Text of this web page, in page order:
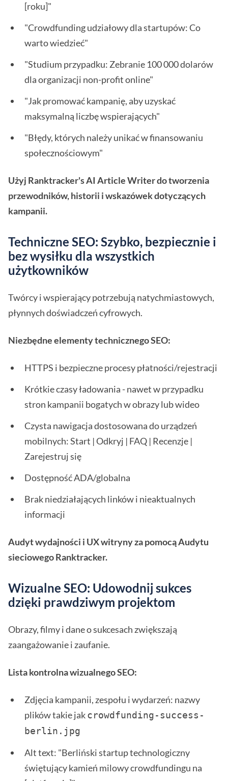
[roku]"
"Crowdfunding udziałowy dla startupów: Co
warto wiedzieć"
"Studium przypadku: Zebranie 100 000 dolarów
dla organizacji non-profit online"
"Jak promować kampanię, aby uzyskać
maksymalną liczbę wspierających"
"Błędy, których należy unikać w finansowaniu
społecznościowym"
Użyj Ranktracker's AI Article Writer do tworzenia
przewodników, historii i wskazówek dotyczących
kampanii.
Techniczne SEO: Szybko, bezpiecznie i
bez wysiłku dla wszystkich
użytkowników
Twórcy i wspierający potrzebują natychmiastowych,
płynnych doświadczeń cyfrowych.
Niezbędne elementy technicznego SEO:
HTTPS i bezpieczne procesy płatności/rejestracji
Krótkie czasy ładowania - nawet w przypadku
stron kampanii bogatych w obrazy lub wideo
Czysta nawigacja dostosowana do urządzeń
mobilnych: Start | Odkryj | FAQ | Recenzje |
Zarejestruj się
Dostępność ADA/globalna
Brak niedziałających linków i nieaktualnych
informacji
Audyt wydajności i UX witryny za pomocą Audytu
sieciowego Ranktracker.
Wizualne SEO: Udowodnij sukces
dzięki prawdziwym projektom
Obrazy, filmy i dane o sukcesach zwiększają
zaangażowanie i zaufanie.
Lista kontrolna wizualnego SEO:
Zdjęcia kampanii, zespołu i wydarzeń: nazwy
plików takie jakcrowdfunding-success-
berlin.jpg
Alt text: "Berliński startup technologiczny
świętujący kamień milowy crowdfundingu na